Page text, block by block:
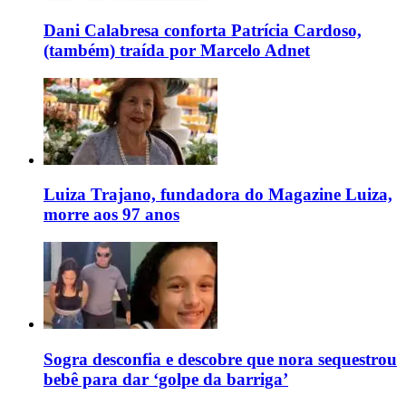
Dani Calabresa conforta Patrícia Cardoso,
(também) traída por Marcelo Adnet
Luiza Trajano, fundadora do Magazine Luiza,
morre aos 97 anos
Sogra desconfia e descobre que nora sequestrou
bebê para dar ‘golpe da barriga’